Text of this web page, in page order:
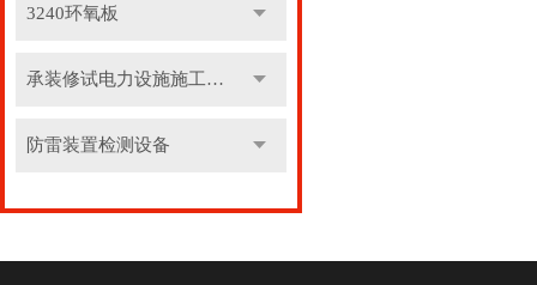
3240环氧板
承装修试电力设施施工机具
防雷装置检测设备